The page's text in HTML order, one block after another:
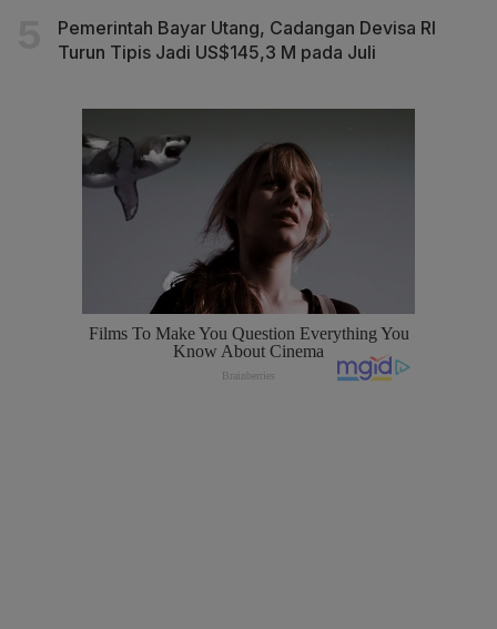
Pemerintah Bayar Utang, Cadangan Devisa RI
Turun Tipis Jadi US$145,3 M pada Juli